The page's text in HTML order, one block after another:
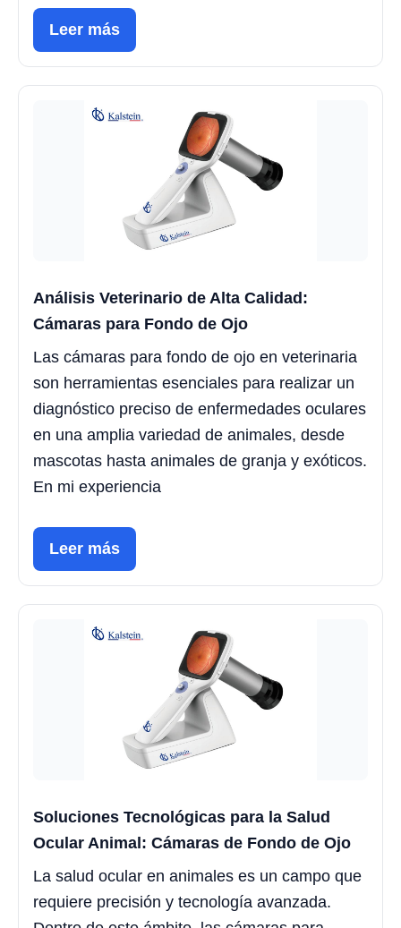
Leer más
Análisis Veterinario de Alta Calidad:
Cámaras para Fondo de Ojo
Las cámaras para fondo de ojo en veterinaria
son herramientas esenciales para realizar un
diagnóstico preciso de enfermedades oculares
en una amplia variedad de animales, desde
mascotas hasta animales de granja y exóticos.
En mi experiencia
Leer más
Soluciones Tecnológicas para la Salud
Ocular Animal: Cámaras de Fondo de Ojo
La salud ocular en animales es un campo que
requiere precisión y tecnología avanzada.